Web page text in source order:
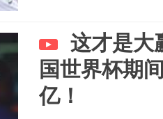
这才是大
国世界杯期
亿！